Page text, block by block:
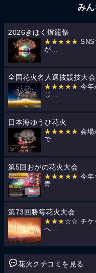
み
2026きほく燈籠祭
★★★★★ SNS
が...
全国花火名人選抜競技大
★★★★★ 今年
じ...
日本海ゆうひ花火
★★★★★ 会場
で...
第5回おがの花火大会
★★★★★ 今年
青...
第73回勝毎花火大会
★★★ ☆☆ チケ
へ...
花火クチコミを見る